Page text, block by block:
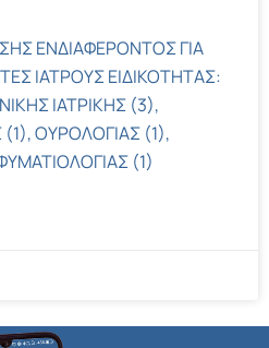
ΕΝΔΙΑΦΕΡΟΝΤΟΣ ΓΙΑ
ΙΑΤΡΟΥΣ ΕΙΔΙΚΟΤΗΤΑΣ:
ΙΑΤΡΙΚΗΣ (3),
ΟΥΡΟΛΟΓΙΑΣ (1),
(1)